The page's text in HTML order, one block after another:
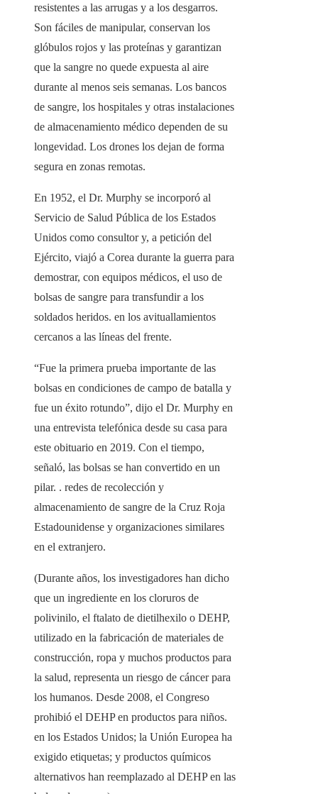
resistentes a las arrugas y a los desgarros.
Son fáciles de manipular, conservan los
glóbulos rojos y las proteínas y garantizan
que la sangre no quede expuesta al aire
durante al menos seis semanas. Los bancos
de sangre, los hospitales y otras instalaciones
de almacenamiento médico dependen de su
longevidad. Los drones los dejan de forma
segura en zonas remotas.
En 1952, el Dr. Murphy se incorporó al
Servicio de Salud Pública de los Estados
Unidos como consultor y, a petición del
Ejército, viajó a Corea durante la guerra para
demostrar, con equipos médicos, el uso de
bolsas de sangre para transfundir a los
soldados heridos. en los avituallamientos
cercanos a las líneas del frente.
“Fue la primera prueba importante de las
bolsas en condiciones de campo de batalla y
fue un éxito rotundo”, dijo el Dr. Murphy en
una entrevista telefónica desde su casa para
este obituario en 2019. Con el tiempo,
señaló, las bolsas se han convertido en un
pilar. . redes de recolección y
almacenamiento de sangre de la Cruz Roja
Estadounidense y organizaciones similares
en el extranjero.
(Durante años, los investigadores han dicho
que un ingrediente en los cloruros de
polivinilo, el ftalato de dietilhexilo o DEHP,
utilizado en la fabricación de materiales de
construcción, ropa y muchos productos para
la salud, representa un riesgo de cáncer para
los humanos. Desde 2008, el Congreso
prohibió el DEHP en productos para niños.
en los Estados Unidos; la Unión Europea ha
exigido etiquetas; y productos químicos
alternativos han reemplazado al DEHP en las